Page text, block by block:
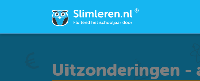
Uitzonderingen -